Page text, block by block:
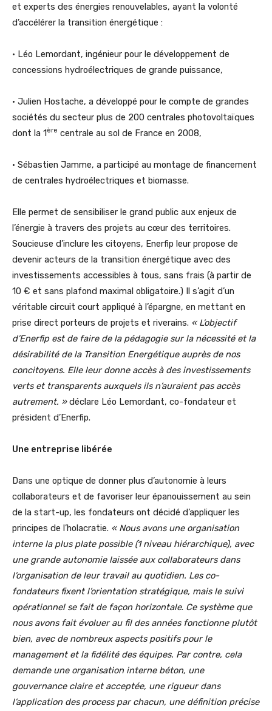
et experts des énergies renouvelables, ayant la volonté
d’accélérer la transition énergétique :
• Léo Lemordant, ingénieur pour le développement de
concessions hydroélectriques de grande puissance,
• Julien Hostache, a développé pour le compte de grandes
sociétés du secteur plus de 200 centrales photovoltaïques
dont la 1ère centrale au sol de France en 2008,
• Sébastien Jamme, a participé au montage de financement
de centrales hydroélectriques et biomasse.
Elle permet de sensibiliser le grand public aux enjeux de
l’énergie à travers des projets au cœur des territoires.
Soucieuse d’inclure les citoyens, Enerfip leur propose de
devenir acteurs de la transition énergétique avec des
investissements accessibles à tous, sans frais (à partir de
10 € et sans plafond maximal obligatoire.) Il s’agit d’un
véritable circuit court appliqué à l’épargne, en mettant en
prise direct porteurs de projets et riverains. « L’objectif
d’Enerfip est de faire de la pédagogie sur la nécessité et la
désirabilité de la Transition Energétique auprès de nos
concitoyens. Elle leur donne accès à des investissements
verts et transparents auxquels ils n’auraient pas accès
autrement. »déclare Léo Lemordant, co-fondateur et
président d’Enerfip.
Une entreprise libérée
Dans une optique de donner plus d’autonomie à leurs
collaborateurs et de favoriser leur épanouissement au sein
de la start-up, les fondateurs ont décidé d’appliquer les
principes de l’holacratie. « Nous avons une organisation
interne la plus plate possible (1 niveau hiérarchique), avec
une grande autonomie laissée aux collaborateurs dans
l’organisation de leur travail au quotidien. Les co-
fondateurs fixent l’orientation stratégique, mais le suivi
opérationnel se fait de façon horizontale. Ce système que
nous avons fait évoluer au fil des années fonctionne plutôt
bien, avec de nombreux aspects positifs pour le
management et la fidélité des équipes. Par contre, cela
demande une organisation interne béton, une
gouvernance claire et acceptée, une rigueur dans
l’application des process par chacun, une définition précise